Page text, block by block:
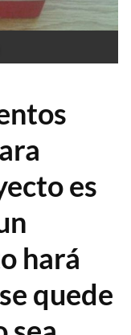
es
hará
quede